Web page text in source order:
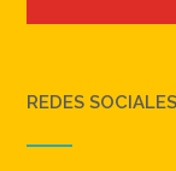
REDES SOCIALES